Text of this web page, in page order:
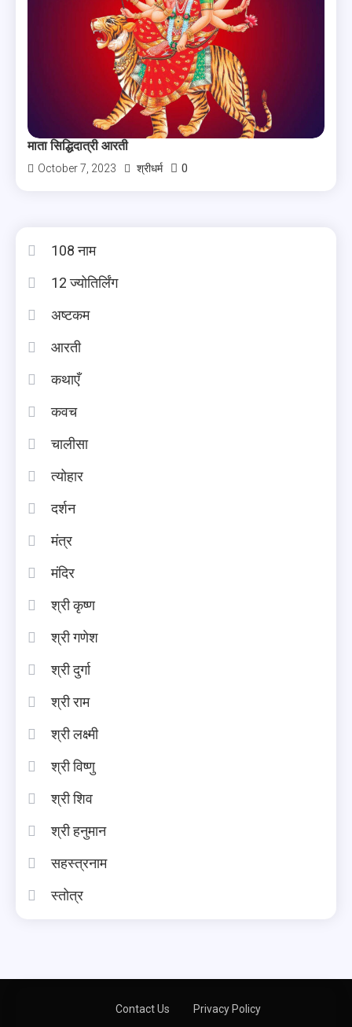
माता सिद्धिदात्री आरती
October 7, 2023 श्रीधर्म 0
108 नाम
12 ज्योतिर्लिंग
अष्टकम
आरती
कथाएँ
कवच
चालीसा
त्योहार
दर्शन
मंत्र
मंदिर
श्री कृष्ण
श्री गणेश
श्री दुर्गा
श्री राम
श्री लक्ष्मी
श्री विष्णु
श्री शिव
श्री हनुमान
सहस्त्रनाम
स्तोत्र
Contact Us Privacy Policy